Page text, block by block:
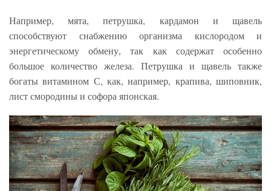
Например, мята, петрушка, кардамон и щавель
способствуют снабжению организма кислородом и
энергетическому обмену, так как содержат особенно
большое количество железа. Петрушка и щавель также
богаты витамином С, как, например, крапива, шиповник,
лист смородины и софора японская.